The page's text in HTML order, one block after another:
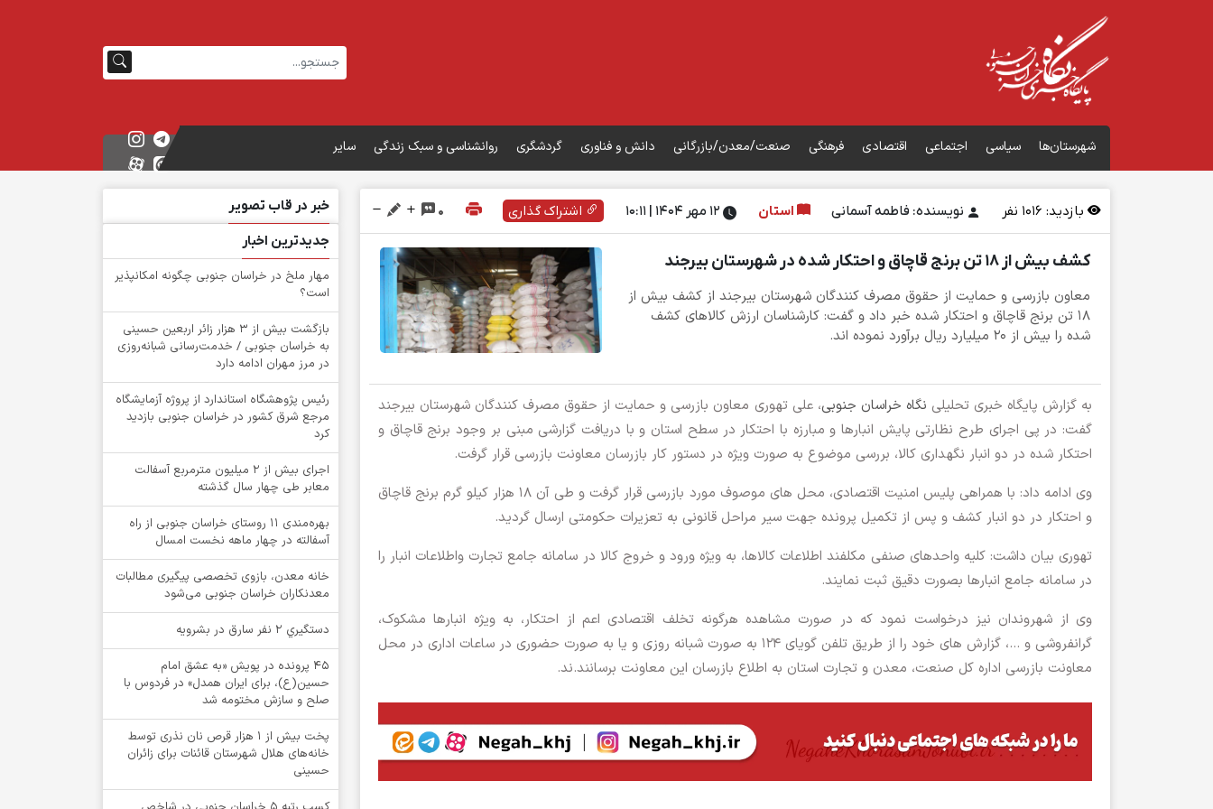
شهرستان‌ها سیاسی اجتماعی اقتصادی فرهنگی صنعت/معدن/بازرگانی دانش و فناوری گردشگری روانشناسی و سبک زندگی سایر
بازدید: نفر نویسنده: فاطمه آسمانی استان ۱۲ مهر ۱۴۰۴ | 10:11 اشتراک گذاری 0
کشف بیش از 18 تن برنج قاچاق و احتکار شده در شهرستان بیرجند
معاون بازرسی و حمایت از حقوق مصرف کنندگان شهرستان بیرجند از کشف بیش از
18 تن برنج قاچاق و احتکار شده خبر داد و گفت: کارشناسان ارزش کالاهای کشف
شده را بیش از 20 میلیارد ریال برآورد نموده اند.
به گزارش پایگاه خبری تحلیلی نگاه خراسان جنوبی، علی تهوری معاون بازرسی و حمایت از حقوق مصرف کنندگان شهرستان بیرجند
گفت: در پی اجرای طرح نظارتی پایش انبارها و مبارزه با احتکار در سطح استان و با دریافت گزارشی مبنی بر وجود برنج قاچاق و
احتکار شده در دو انبار نگهداری کالا، بررسی موضوع به صورت ویژه در دستور کار بازرسان معاونت بازرسی قرار گرفت.
وی ادامه داد: با همراهی پلیس امنیت اقتصادی، محل های موصوف مورد بازرسی قرار گرفت و طی آن 18 هزار کیلو گرم برنج قاچاق
و احتکار در دو انبار کشف و پس از تکمیل پرونده جهت سیر مراحل قانونی به تعزیرات حکومتی ارسال گردید.
تهوری بیان داشت: کلیه واحدهای صنفی مکلفند اطلاعات کالاها، به ویژه ورود و خروج کالا در سامانه جامع تجارت واطلاعات انبار را
در سامانه جامع انبارها بصورت دقیق ثبت نمایند.
وی از شهروندان نیز درخواست نمود که در صورت مشاهده هرگونه تخلف اقتصادی اعم از احتکار، به ویژه انبارها مشکوک،
گرانفروشی و …، گزارش های خود را از طریق تلفن گویای ۱۲۴ به صورت شبانه روزی و یا به صورت حضوری در ساعات اداری در محل
معاونت بازرسی اداره کل صنعت، معدن و تجارت استان به اطلاع بازرسان این معاونت برسانند.ند.
خبر در قاب تصویر
جدیدترین اخبار
‌مهار ملخ در خراسان جنوبی چگونه امکانپذیر
است؟
بازگشت بیش از ۳ هزار زائر اربعین حسینی
به خراسان جنوبی / خدمت‌رسانی شبانه‌روزی
در مرز مهران ادامه دارد
رئیس پژوهشگاه استاندارد از پروژه آزمایشگاه
مرجع شرق کشور در خراسان جنوبی بازدید
کرد
اجرای بیش از ۲ میلیون مترمربع آسفالت
معابر طی چهار سال گذشته
بهره‌مندی ۱۱ روستای خراسان جنوبی از راه
آسفالته در چهار ماهه نخست امسال
خانه معدن، بازوی تخصصی پیگیری مطالبات
معدنکاران خراسان جنوبی می‌شود
دستگيري 2 نفر سارق در بشرويه
۴۵ پرونده در پویش «به عشق امام
حسین(ع)، برای ایران همدل» در فردوس با
صلح و سازش مختومه شد
پخت بیش از 1 هزار قرص نان نذری توسط
خانه‌های هلال شهرستان قائنات برای زائران
حسینی